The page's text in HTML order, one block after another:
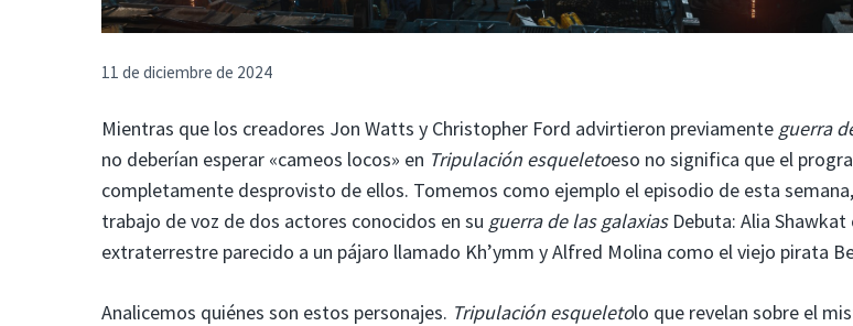
11 de diciembre de 2024
Mientras que los creadores Jon Watts y Christopher Ford advirtieron previamente guerra
no deberían esperar «cameos locos» en Tripulación esqueletoeso no significa que el
completamente desprovisto de ellos. Tomemos como ejemplo el episodio de esta
trabajo de voz de dos actores conocidos en su guerra de las galaxiasDebuta: Alia Shawkat
extraterrestre parecido a un pájaro llamado Kh’ymm y Alfred Molina como el viejo pirata
Analicemos quiénes son estos personajes. Tripulación esqueletolo que revelan sobre el